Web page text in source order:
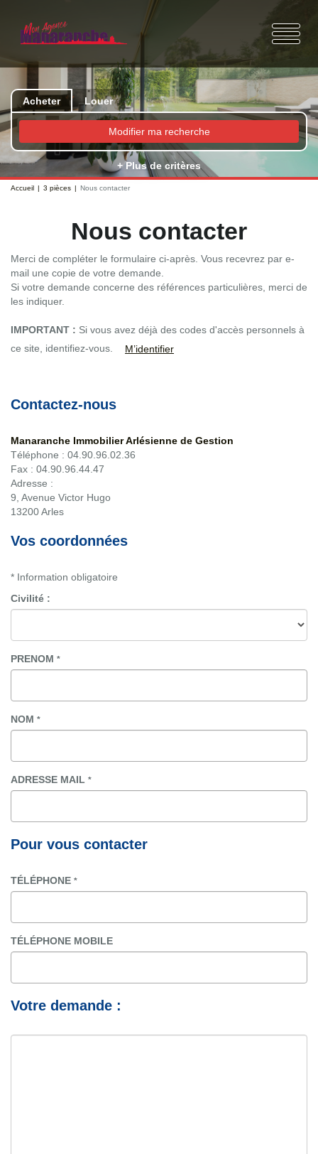
Acheter Louer
Modifier ma recherche
+ Plus de critères
Accueil 3 pièces Nous contacter
Nous contacter
Merci de compléter le formulaire ci-après. Vous recevrez par e-
mail une copie de votre demande.
Si votre demande concerne des références particulières, merci de
les indiquer.
IMPORTANT : Si vous avez déjà des codes d'accès personnels à
ce site, identifiez-vous.
M’identifier
Contactez-nous
Manaranche Immobilier Arlésienne de Gestion
Téléphone : 04.90.96.02.36
Fax : 04.90.96.44.47
Adresse :
9, Avenue Victor Hugo
13200Arles
Vos coordonnées
* Information obligatoire
Civilité :
PRENOM *
NOM *
ADRESSE MAIL *
Pour vous contacter
TÉLÉPHONE *
TÉLÉPHONE MOBILE
Votre demande :